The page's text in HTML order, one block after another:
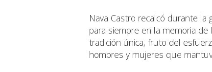
Nava Castro recalcó durante
para siempre en la memoria
tradición única, fruto del
hombres y mujeres que